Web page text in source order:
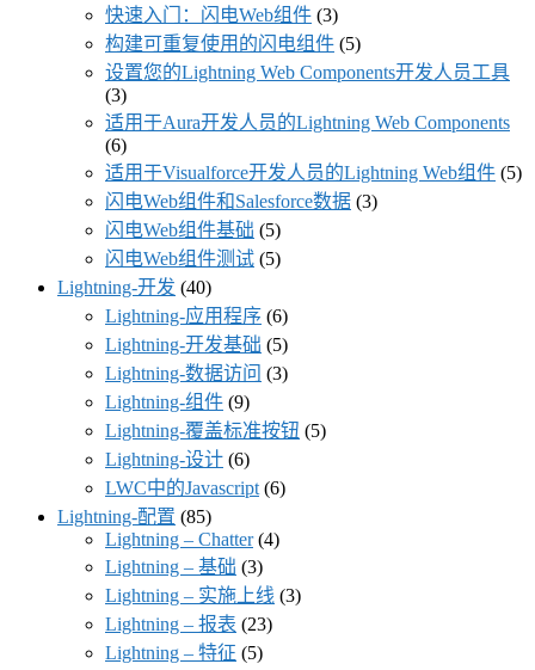
快速入门：闪电Web组件 (3)
构建可重复使用的闪电组件 (5)
设置您的Lightning Web Components开发人员工具
(3)
适用于Aura开发人员的Lightning Web Components
(6)
适用于Visualforce开发人员的Lightning Web组件 (5)
闪电Web组件和Salesforce数据 (3)
闪电Web组件基础 (5)
闪电Web组件测试 (5)
Lightning-开发 (40)
Lightning-应用程序 (6)
Lightning-开发基础 (5)
Lightning-数据访问 (3)
Lightning-组件 (9)
Lightning-覆盖标准按钮 (5)
Lightning-设计 (6)
LWC中的Javascript(6)
Lightning-配置 (85)
Lightning – Chatter(4)
Lightning – 基础 (3)
Lightning – 实施上线 (3)
Lightning – 报表 (23)
Lightning – 特征 (5)